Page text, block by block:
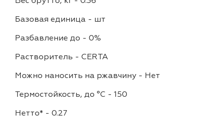
Базовая единица - шт
Разбавление до - 0%
Растворитель - CERTA
Можно наносить на ржавчину - Нет
Термостойкость, до °C - 150
Нетто* - 0.27